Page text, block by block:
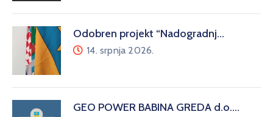
Odobren projekt “Nadogradnj…
14. srpnja 2026.
GEO POWER BABINA GREDA d.o.…